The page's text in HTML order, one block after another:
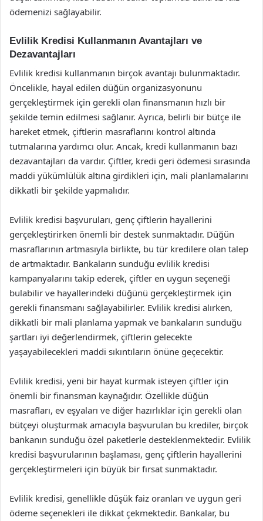
ödemenizi sağlayabilir.
Evlilik Kredisi Kullanmanın Avantajları ve
Dezavantajları
Evlilik kredisi kullanmanın birçok avantajı bulunmaktadır.
Öncelikle, hayal edilen düğün organizasyonunu
gerçekleştirmek için gerekli olan finansmanın hızlı bir
şekilde temin edilmesi sağlanır. Ayrıca, belirli bir bütçe ile
hareket etmek, çiftlerin masraflarını kontrol altında
tutmalarına yardımcı olur. Ancak, kredi kullanmanın bazı
dezavantajları da vardır. Çiftler, kredi geri ödemesi sırasında
maddi yükümlülük altına girdikleri için, mali planlamalarını
dikkatli bir şekilde yapmalıdır.
Evlilik kredisi başvuruları, genç çiftlerin hayallerini
gerçekleştirirken önemli bir destek sunmaktadır. Düğün
masraflarının artmasıyla birlikte, bu tür kredilere olan talep
de artmaktadır. Bankaların sunduğu evlilik kredisi
kampanyalarını takip ederek, çiftler en uygun seçeneği
bulabilir ve hayallerindeki düğünü gerçekleştirmek için
gerekli finansmanı sağlayabilirler. Evlilik kredisi alırken,
dikkatli bir mali planlama yapmak ve bankaların sunduğu
şartları iyi değerlendirmek, çiftlerin gelecekte
yaşayabilecekleri maddi sıkıntıların önüne geçecektir.
Evlilik kredisi, yeni bir hayat kurmak isteyen çiftler için
önemli bir finansman kaynağıdır. Özellikle düğün
masrafları, ev eşyaları ve diğer hazırlıklar için gerekli olan
bütçeyi oluşturmak amacıyla başvurulan bu krediler, birçok
bankanın sunduğu özel paketlerle desteklenmektedir. Evlilik
kredisi başvurularının başlaması, genç çiftlerin hayallerini
gerçekleştirmeleri için büyük bir fırsat sunmaktadır.
Evlilik kredisi, genellikle düşük faiz oranları ve uygun geri
ödeme seçenekleri ile dikkat çekmektedir. Bankalar, bu